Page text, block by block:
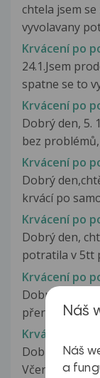
chtela jsem
vyvolavany
Krvácení po
24.1.Jsem
spatne se to
Krvácení po
Dobrý den, 5.
bez problémů,
Krvácení po
Dobrý
krvácí po
Krvácení po
Dobrý den,
potratila v 5tt
Krvácení po
Dobrý den,
přerušení
Krvácení po
Dobrý den.
Včera jsem
Náš
Náš
a